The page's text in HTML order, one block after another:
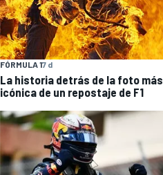
FÓRMULA 17 d
La historia detrás de la foto más
icónica de un repostaje de F1